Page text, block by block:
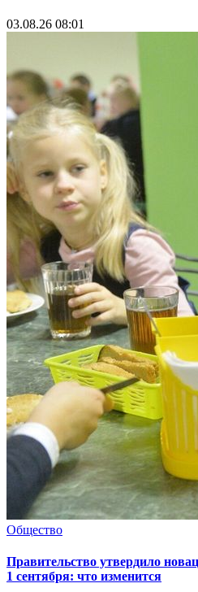
03.08.26 08:01
Общество
Правительство утвердило
1 сентября: что изменится